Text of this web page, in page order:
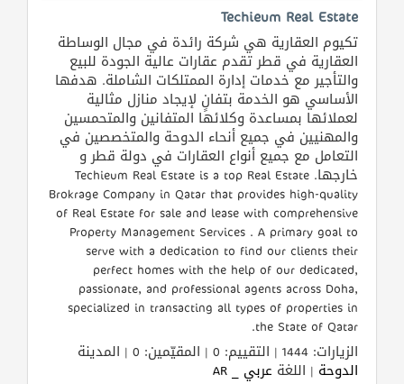
Techieum Real Estate
تكيوم العقارية هي شركة رائدة في مجال الوساطة
العقارية في قطر تقدم عقارات عالية الجودة للبيع
والتأجير مع خدمات إدارة الممتلكات الشاملة. هدفها
الأساسي هو الخدمة بتفانٍ لإيجاد منازل مثالية
لعملائها بمساعدة وكلائها المتفانين والمتحمسين
والمهنيين في جميع أنحاء الدوحة والمتخصصين في
التعامل مع جميع أنواع العقارات في دولة قطر و
خارجها. Techieum Real Estate is a top Real Estate
Brokrage Company in Qatar that provides high-quality
of Real Estate for sale and lease with comprehensive
Property Management Services . A primary goal to
serve with a dedication to find our clients their
perfect homes with the help of our dedicated,
passionate, and professional agents across Doha,
specialized in transacting all types of properties in
the State of Qatar.
الزيارات: 1444 | التقييم: 0 | المقيّمين: 0 | المدينة
الدوحة | اللغة عربي _ AR